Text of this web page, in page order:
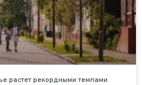
растет рекордными темпами